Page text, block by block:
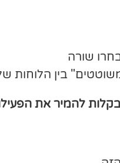
שורה
בין הלוחות
להמיר את